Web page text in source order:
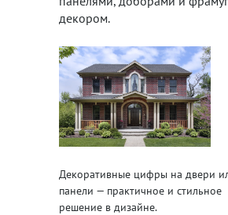
декором.
Декоративные цифры на двери
панели — практичное и стильное
решение в дизайне.